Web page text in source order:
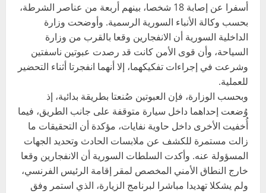
أسفرا عن إصابة 18 شخصا، بينهم أربعة من عناصر الشرطة،
بحسب وكالة الأنباء السورية الرسمية. وأوضحت وزارة
الداخلية السورية أن الانفجارين وقعا بالقرب من وزارة
السياحة، وأن قوى الأمن كانت قد رصدت عبوتين ناسفتين
وشرعت في إجراءات تفكيكهما، إلا أنهما انفجرتا أثناء التحضير
للعملية.
وبحسب الوزارة، فإن العبوتين صُنعتا بطريقة بدائية، إذ
وُضعت إحداهما داخل سيارة متوقفة على جانب الطريق، فيما
أُخفيت الأخرى داخل حاوية نفايات، مؤكدة أن التحقيقات ما
زالت مستمرة للكشف عن ملابسات الحادث وتحديد الجهات
المسؤولة عنه. وأكدت السلطات السورية أن الانفجارين وقعا
خارج النطاق الأمني المخصص لمقر إقامة الرئيس الفرنسي،
ولم يشكلا تهديدا مباشرا لبرنامج الزيارة، الذي استمر وفق